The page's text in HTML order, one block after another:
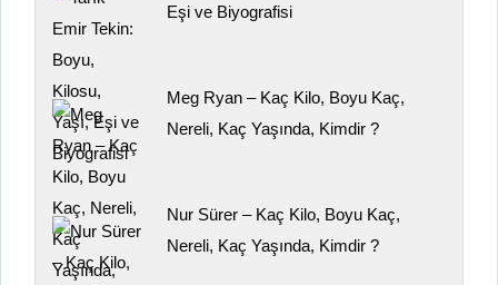
Eşi ve Biyografisi
Meg Ryan – Kaç Kilo, Boyu Kaç,
Nereli, Kaç Yaşında, Kimdir ?
Nur Sürer – Kaç Kilo, Boyu Kaç,
Nereli, Kaç Yaşında, Kimdir ?